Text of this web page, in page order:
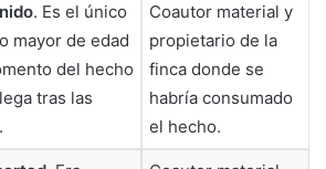
. Es el único
mayor de edad
del hecho
tras las
Coautor material y
propietario de la
finca donde se
habría consumado
el hecho.